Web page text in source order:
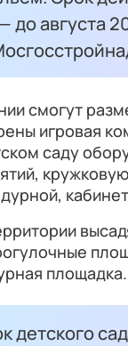
до августа
смогут
игровая
саду
площадка.
детского